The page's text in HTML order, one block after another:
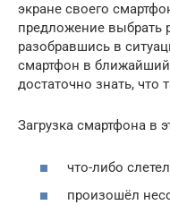
экране своего
предложение выбрать
разобравшись в
смартфон в
достаточно знать, что
Загрузка смартфона в
что-либо
произошёл